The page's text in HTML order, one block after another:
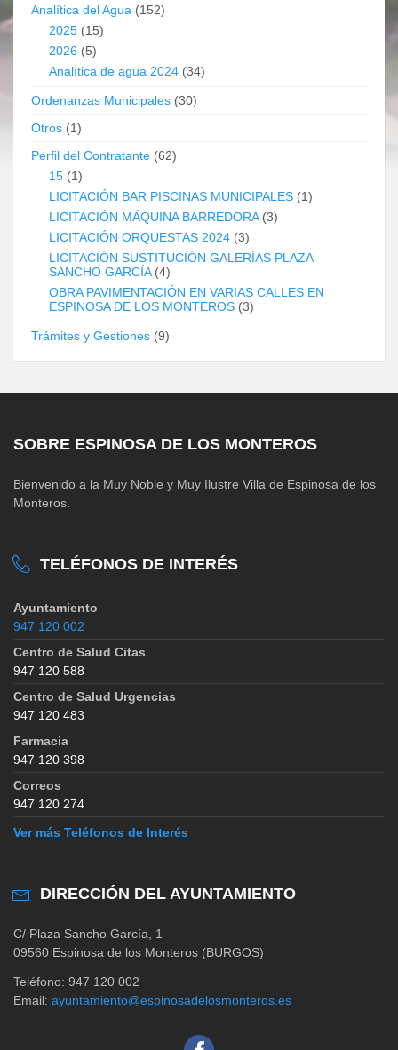
Analítica del Agua (152)
2025 (15)
2026 (5)
Analítica de agua 2024 (34)
Ordenanzas Municipales (30)
Otros (1)
Perfil del Contratante (62)
15 (1)
LICITACIÓN BAR PISCINAS MUNICIPALES (1)
LICITACIÓN MÁQUINA BARREDORA(3)
LICITACIÓN ORQUESTAS 2024 (3)
LICITACIÓN SUSTITUCIÓN GALERÍAS PLAZA
SANCHO GARCÍA(4)
OBRA PAVIMENTACIÓN EN VARIAS CALLES EN
ESPINOSA DE LOS MONTEROS (3)
Trámites y Gestiones (9)
SOBRE ESPINOSA DE LOS MONTEROS
Bienvenido a la Muy Noble y Muy Ilustre Villa de Espinosa de los
Monteros.
TELÉFONOS DE INTERÉS
Ayuntamiento
947 120 002
Centro de Salud Citas
947 120 588
Centro de Salud Urgencias
947 120 483
Farmacia
947 120 398
Correos
947 120 274
Ver más Teléfonos de Interés
DIRECCIÓN DEL AYUNTAMIENTO
C/ Plaza Sancho García, 1
09560 Espinosa de los Monteros (BURGOS)
Teléfono: 947 120 002
Email: ayuntamiento@espinosadelosmonteros.es